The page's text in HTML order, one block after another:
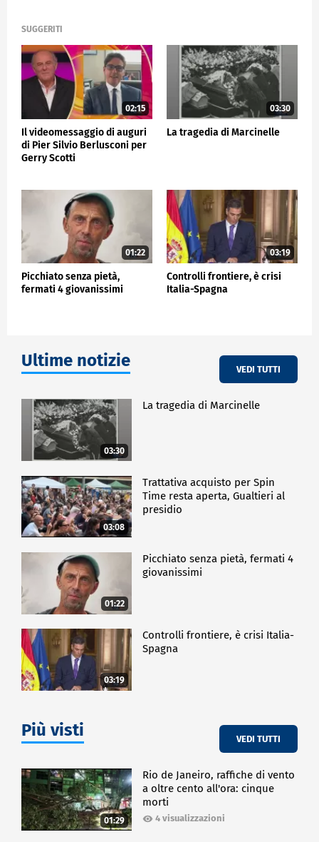
SUGGERITI
02:15
Il videomessaggio di auguri
di Pier Silvio Berlusconi per
Gerry Scotti
03:30
La tragedia di Marcinelle
01:22
Picchiato senza pietà,
fermati 4 giovanissimi
03:19
Controlli frontiere, è crisi
Italia-Spagna
Ultime notizie VEDI TUTTI
03:30
La tragedia di Marcinelle
03:08
Trattativa acquisto per Spin
Time resta aperta, Gualtieri al
presidio
01:22
Picchiato senza pietà, fermati 4
giovanissimi
03:19
Controlli frontiere, è crisi Italia-
Spagna
Più visti VEDI TUTTI
01:29
Rio de Janeiro, raffiche di vento
a oltre cento all'ora: cinque
morti
4 visualizzazioni